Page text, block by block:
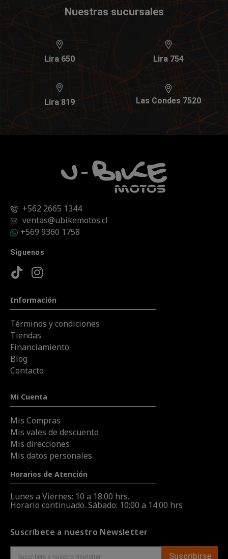
Nuestras sucursales
Lira 650 Lira 754
Lira 819 Las Condes 7520
+562 2665 1344
ventas@ubikemotos.cl
+569 9360 1758
Síguenos
Información
Términos y condiciones
Tiendas
Financiamiento
Blog
Contacto
Mi Cuenta
Mis Compras
Mis vales de descuento
Mis direcciones
Mis datos personales
Horarios de Atención
Lunes a Viernes: 10 a 18:00 hrs.
Horario continuado. Sábado: 10:00 a 14:00 hrs
Suscríbete a nuestro Newsletter
Suscribirse